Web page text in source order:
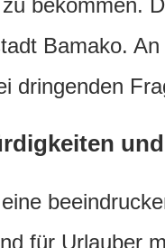
bekommen.
Bamako.
dringenden
für Urlauber